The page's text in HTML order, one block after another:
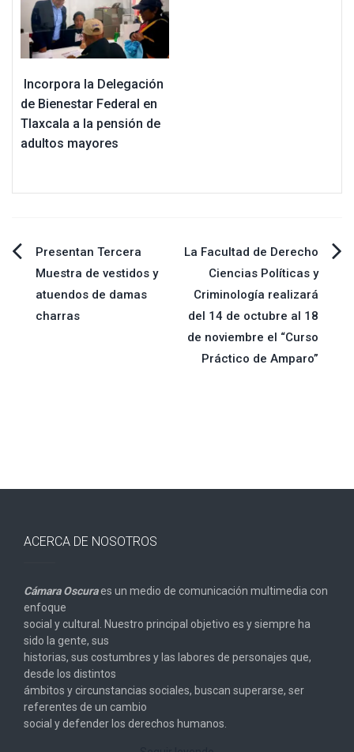
Incorpora la Delegación
de Bienestar Federal en
Tlaxcala a la pensión de
adultos mayores
Navegación
de
entradas
Presentan Tercera
Muestra de vestidos y
atuendos de damas
charras
La Facultad de Derecho
Ciencias Políticas y
Criminología realizará
del 14 de octubre al 18
de noviembre el “Curso
Práctico de Amparo”
ACERCA DE NOSOTROS
Cámara Oscuraes un medio de comunicación multimedia con
enfoque
social y cultural. Nuestro principal objetivo es y siempre ha
sido la gente, sus
historias, sus costumbres y las labores de personajes que,
desde los distintos
ámbitos y circunstancias sociales, buscan superarse, ser
referentes de un cambio
social y defender los derechos humanos.